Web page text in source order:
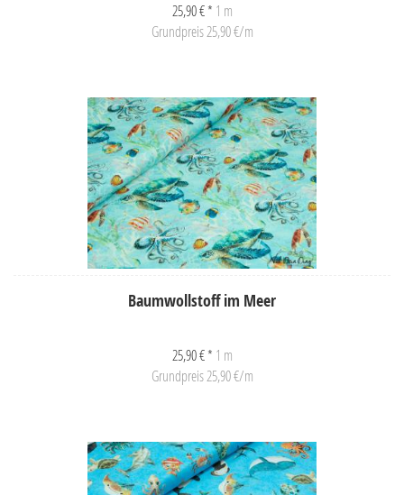
25,90 € * 1 m
Grundpreis 25,90 €/m
Baumwollstoff im Meer
25,90 € * 1 m
Grundpreis 25,90 €/m